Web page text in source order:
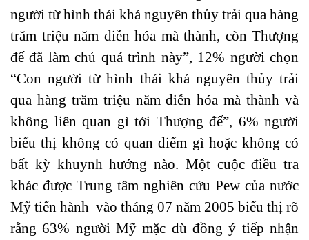
người từ hình thái khá nguyên thủy trải qua hàng
trăm triệu năm diễn hóa mà thành, còn Thượng
đế đã làm chủ quá trình này”, 12% người chọn
“Con người từ hình thái khá nguyên thủy trải
qua hàng trăm triệu năm diễn hóa mà thành và
không liên quan gì tới Thượng đế”, 6% người
biểu thị không có quan điểm gì hoặc không có
bất kỳ khuynh hướng nào. Một cuộc điều tra
khác được Trung tâm nghiên cứu Pew của nước
Mỹ tiến hành vào tháng 07 năm 2005 biểu thị rõ
rằng 63% người Mỹ mặc dù đồng ý tiếp nhận